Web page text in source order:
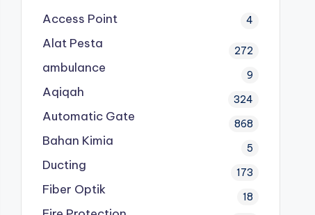
Access Point 4
Alat Pesta 272
ambulance 9
Aqiqah 324
Automatic Gate 868
Bahan Kimia 5
Ducting 173
Fiber Optik 18